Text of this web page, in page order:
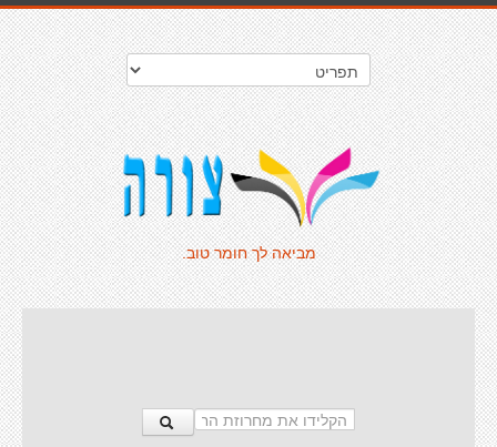
מביאה לך חומר טוב.